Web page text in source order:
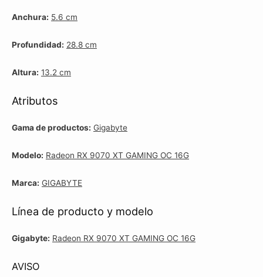
Anchura: 5.6 cm
Profundidad: 28.8 cm
Altura: 13.2 cm
Atributos
Gama de productos: Gigabyte
Modelo: Radeon RX 9070 XT GAMING OC 16G
Marca: GIGABYTE
Línea de producto y modelo
Gigabyte: Radeon RX 9070 XT GAMING OC 16G
AVISO